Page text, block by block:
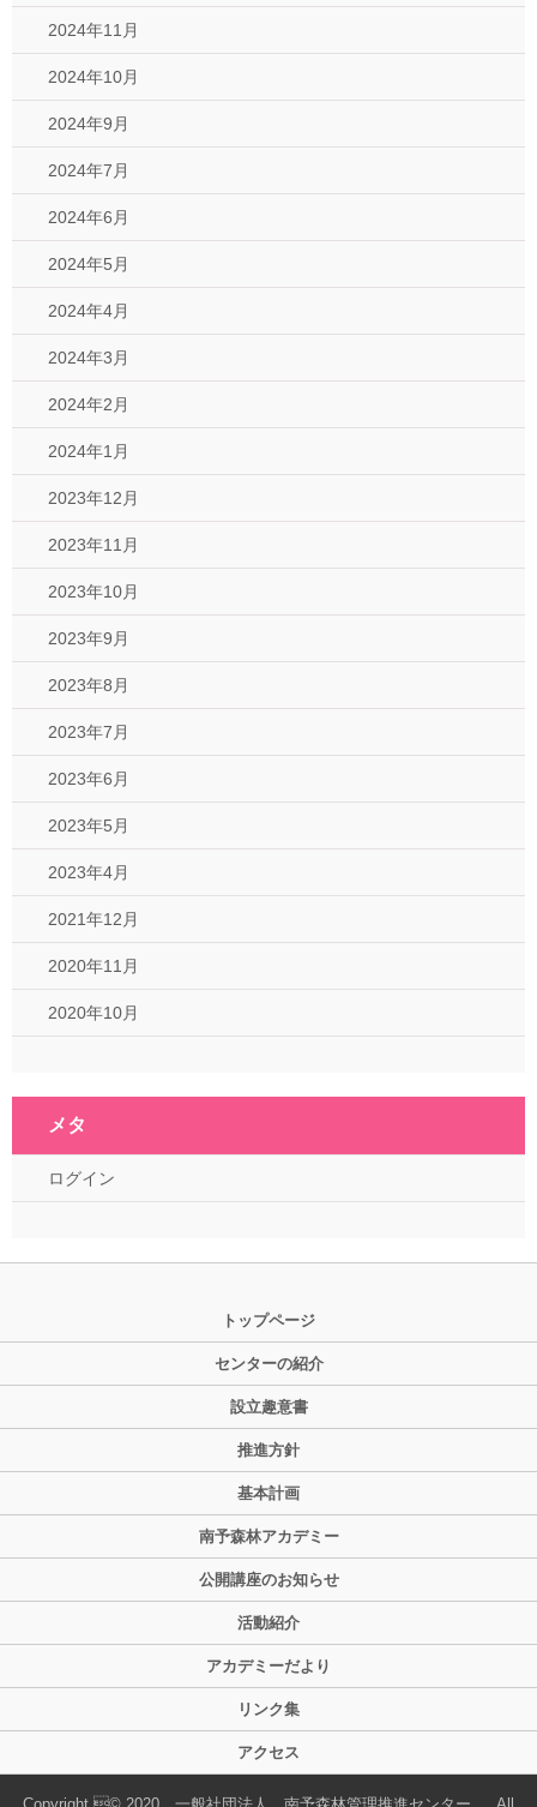
2024年11月
2024年10月
2024年9月
2024年7月
2024年6月
2024年5月
2024年4月
2024年3月
2024年2月
2024年1月
2023年12月
2023年11月
2023年10月
2023年9月
2023年8月
2023年7月
2023年6月
2023年5月
2023年4月
2021年12月
2020年11月
2020年10月
メタ
ログイン
トップページ
センターの紹介
設立趣意書
推進方針
基本計画
南予森林アカデミー
公開講座のお知らせ
活動紹介
アカデミーだより
リンク集
アクセス